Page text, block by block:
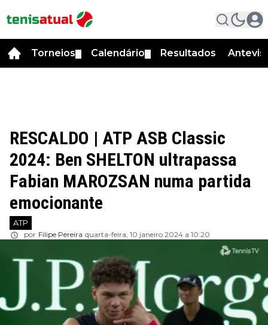
Torneios Calendário Resultados
RESCALDO | ATP ASB Classic
2024: Ben SHELTON ultrapassa
Fabian MAROZSAN numa partida
emocionante
ATP
por Filipe Pereira quarta-feira, 10 janeiro 2024 a 10:20